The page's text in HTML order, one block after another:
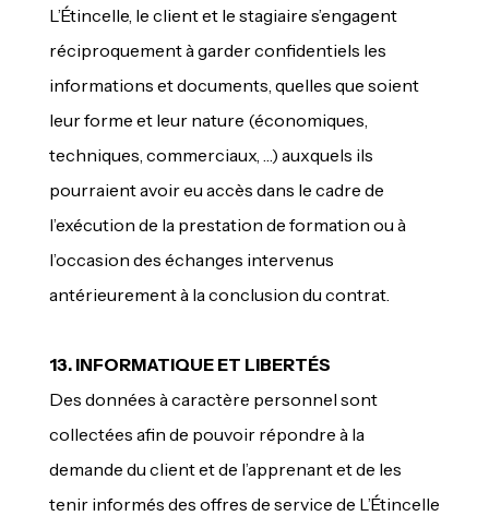
L’Étincelle, le client et le stagiaire s’engagent
réciproquement à garder confidentiels les
informations et documents, quelles que soient
leur forme et leur nature (économiques,
techniques, commerciaux, …) auxquels ils
pourraient avoir eu accès dans le cadre de
l’exécution de la prestation de formation ou à
l’occasion des échanges intervenus
antérieurement à la conclusion du contrat.
13. INFORMATIQUE ET LIBERTÉS
Des données à caractère personnel sont
collectées afin de pouvoir répondre à la
demande du client et de l’apprenant et de les
tenir informés des offres de service de L’Étincelle